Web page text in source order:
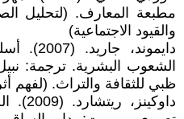
مطبعة المعارف. (لتحليل
والقيود الاجتماعية)
دايموند،
الشعوب البشرية. ترجمة:
ظبي للثقافة والتراث. (لفهم